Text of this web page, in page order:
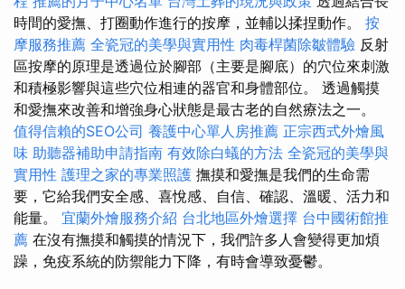
時間的愛撫、打圈動作進行的按摩，並輔以揉捏動作。 按
摩服務推薦 全瓷冠的美學與實用性 肉毒桿菌除皺體驗 反射
區按摩的原理是透過位於腳部（主要是腳底）的穴位來刺激
和積極影響與這些穴位相連的器官和身體部位。 透過觸摸
和愛撫來改善和增強身心狀態是最古老的自然療法之一。
值得信賴的SEO公司 養護中心單人房推薦 正宗西式外燴風
味 助聽器補助申請指南 有效除白蟻的方法 全瓷冠的美學與
實用性 護理之家的專業照護 撫摸和愛撫是我們的生命需
要，它給我們安全感、喜悅感、自信、確認、溫暖、活力和
能量。 宜蘭外燴服務介紹 台北地區外燴選擇 台中國術館推
薦 在沒有撫摸和觸摸的情況下，我們許多人會變得更加煩
躁，免疫系統的防禦能力下降，有時會導致憂鬱。